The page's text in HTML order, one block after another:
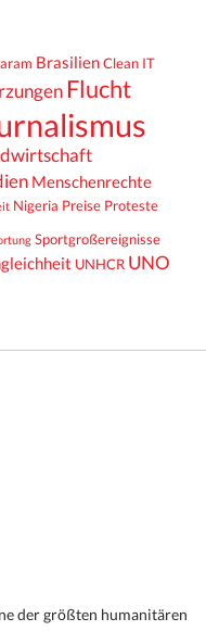
BrasilienClean IT
Flucht
Menschenrechte
Nigeria Preise Proteste
Sportgroßereignisse
UNHCR UNO
der größten humanitären